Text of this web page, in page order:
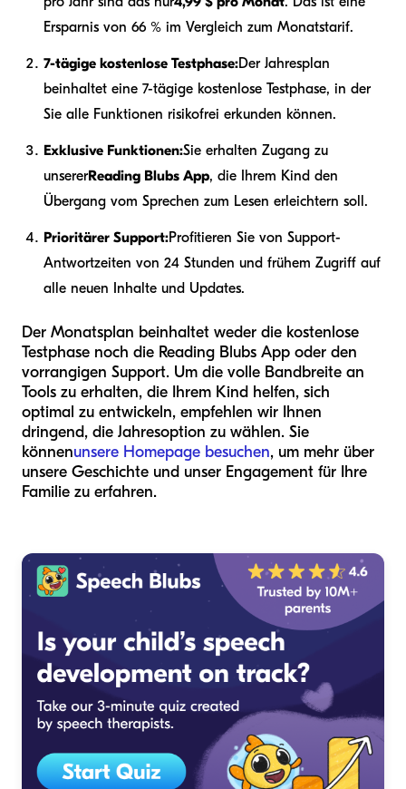
Ersparnis von 66 % im Vergleich zum Monatstarif.
7-tägige kostenlose Testphase:Der Jahresplan
beinhaltet eine 7-tägige kostenlose Testphase, in der
Sie alle Funktionen risikofrei erkunden können.
Exklusive Funktionen:Sie erhalten Zugang zu
unsererReading Blubs App, die Ihrem Kind den
Übergang vom Sprechen zum Lesen erleichtern soll.
Prioritärer Support:Profitieren Sie von Support-
Antwortzeiten von 24 Stunden und frühem Zugriff auf
alle neuen Inhalte und Updates.
Der Monatsplan beinhaltet weder die kostenlose
Testphase noch die Reading Blubs App oder den
vorrangigen Support. Um die volle Bandbreite an
Tools zu erhalten, die Ihrem Kind helfen, sich
optimal zu entwickeln, empfehlen wir Ihnen
dringend, die Jahresoption zu wählen. Sie
könnenunsere Homepage besuchen, um mehr über
unsere Geschichte und unser Engagement für Ihre
Familie zu erfahren.